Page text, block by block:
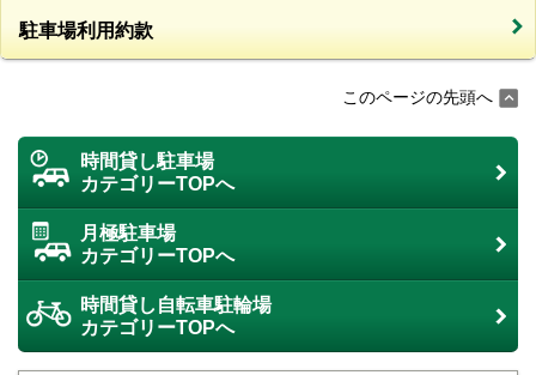
駐車場利用約款
このページの先頭へ
時間貸し駐車場
カテゴリーTOPへ
月極駐車場
カテゴリーTOPへ
時間貸し自転車駐輪場
カテゴリーTOPへ